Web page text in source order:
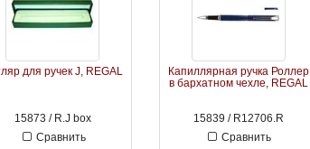
для ручек J, REGAL
15873 / R.J box
Сравнить
Капиллярная ручка Роллер
в бархатном чехле, REGAL
15839 / R12706.R
Сравнить